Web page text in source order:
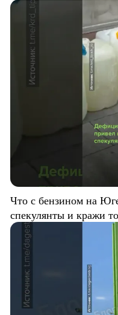
Что с бензином на
спекулянты и кражи